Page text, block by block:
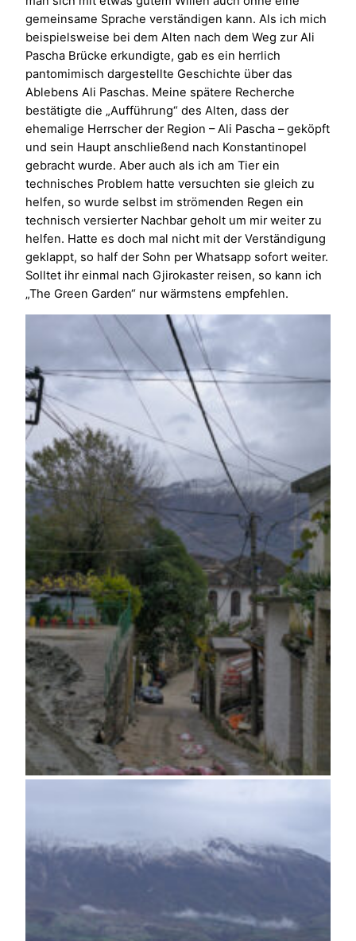
gemeinsame Sprache verständigen kann. Als ich mich
beispielsweise bei dem Alten nach dem Weg zur Ali
Pascha Brücke erkundigte, gab es ein herrlich
pantomimisch dargestellte Geschichte über das
Ablebens Ali Paschas. Meine spätere Recherche
bestätigte die „Aufführung“ des Alten, dass der
ehemalige Herrscher der Region – Ali Pascha – geköpft
und sein Haupt anschließend nach Konstantinopel
gebracht wurde. Aber auch als ich am Tier ein
technisches Problem hatte versuchten sie gleich zu
helfen, so wurde selbst im strömenden Regen ein
technisch versierter Nachbar geholt um mir weiter zu
helfen. Hatte es doch mal nicht mit der Verständigung
geklappt, so half der Sohn per Whatsapp sofort weiter.
Solltet ihr einmal nach Gjirokaster reisen, so kann ich
„The Green Garden“ nur wärmstens empfehlen.